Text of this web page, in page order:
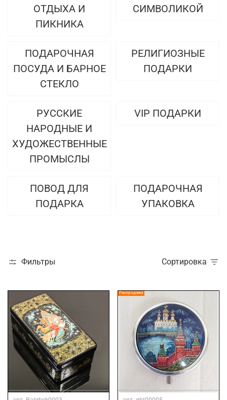
ОТДЫХА И
ПИКНИКА
СИМВОЛИКОЙ
ПОДАРОЧНАЯ
ПОСУДА И БАРНОЕ
СТЕКЛО
РЕЛИГИОЗНЫЕ
ПОДАРКИ
РУССКИЕ
НАРОДНЫЕ И
ХУДОЖЕСТВЕННЫЕ
ПРОМЫСЛЫ
VIP ПОДАРКИ
ПОВОД ДЛЯ
ПОДАРКА
ПОДАРОЧНАЯ
УПАКОВКА
Фильтры Сортировка
Распродажа